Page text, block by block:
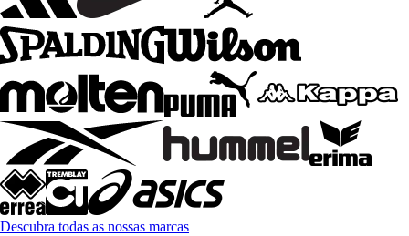
Descubra todas as nossas marcas